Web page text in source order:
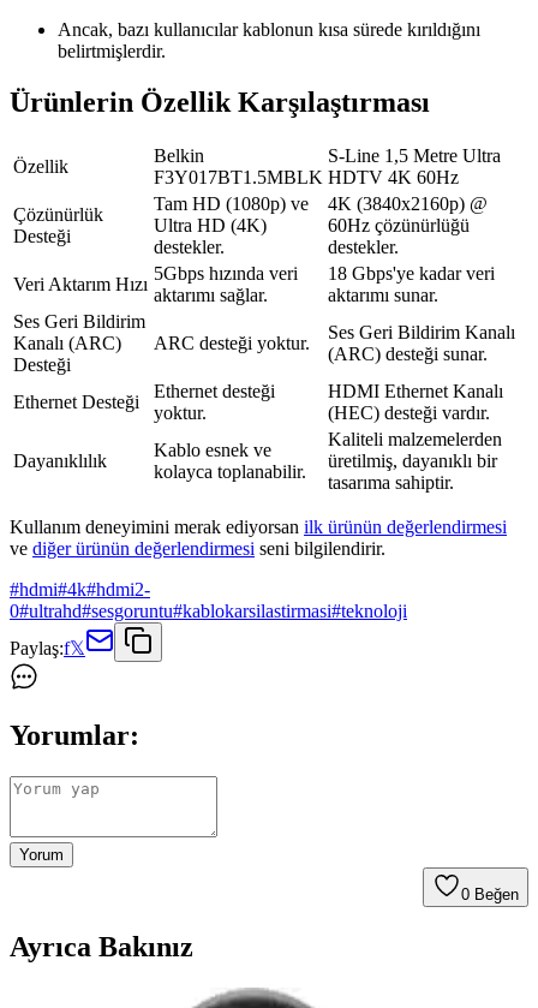
Ancak, bazı kullanıcılar kablonun kısa sürede kırıldığını
belirtmişlerdir.
Ürünlerin Özellik Karşılaştırması
Özellik
Belkin
F3Y017BT1.5MBLK
S-Line 1,5 Metre Ultra
HDTV 4K 60Hz
Çözünürlük
Desteği
Tam HD (1080p) ve
Ultra HD (4K)
destekler.
4K (3840x2160p) @
60Hz çözünürlüğü
destekler.
Veri Aktarım Hızı
5Gbps hızında veri
aktarımı sağlar.
18 Gbps'ye kadar veri
aktarımı sunar.
Ses Geri Bildirim
Kanalı (ARC)
Desteği
ARC desteği yoktur.
Ses Geri Bildirim Kanalı
(ARC) desteği sunar.
Ethernet Desteği
Ethernet desteği
yoktur.
HDMI Ethernet Kanalı
(HEC) desteği vardır.
Dayanıklılık
Kablo esnek ve
kolayca toplanabilir.
Kaliteli malzemelerden
üretilmiş, dayanıklı bir
tasarıma sahiptir.
Kullanım deneyimini merak ediyorsan ilk ürünün değerlendirmesi
ve diğer ürünün değerlendirmesi seni bilgilendirir.
#hdmi#4k#hdmi2-
0#ultrahd#sesgoruntu#kablokarsilastirmasi#teknoloji
Paylaş:f𝕏
Yorumlar:
Yorum
0 Beğen
Ayrıca Bakınız